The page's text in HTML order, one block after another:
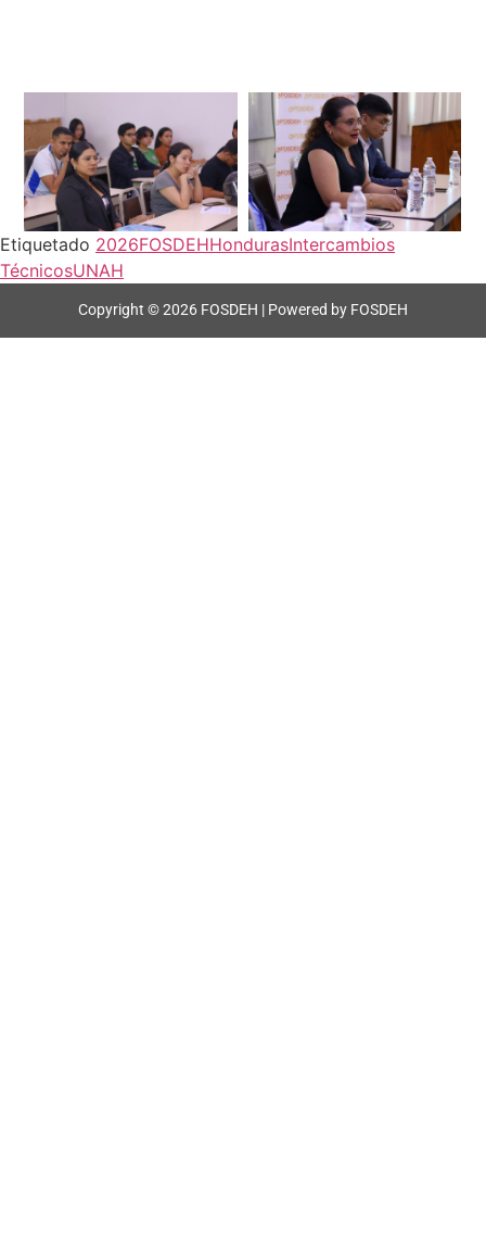
Etiquetado 2026FOSDEHHondurasIntercambios
TécnicosUNAH
Copyright © 2026 FOSDEH | Powered by FOSDEH